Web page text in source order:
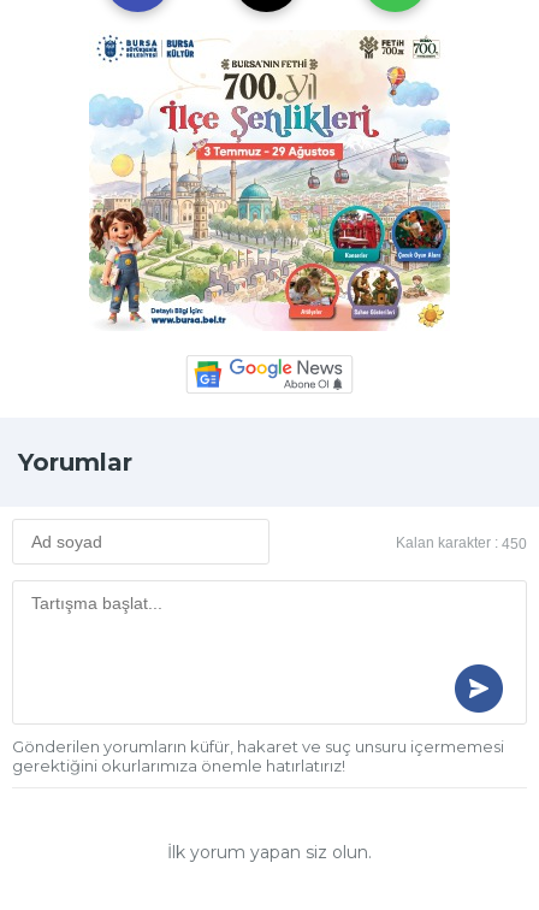
Yorumlar
Kalan karakter : 450
Gönderilen yorumların küfür, hakaret ve suç unsuru içermemesi
gerektiğini okurlarımıza önemle hatırlatırız!
İlk yorum yapan siz olun.